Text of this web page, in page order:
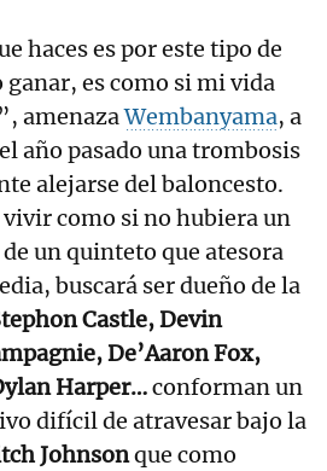
haces es por este tipo de
es como si mi vida
amenazaWembanyama, a
año pasado una trombosis
alejarse del baloncesto.
vivir como si no hubiera un
un quinteto que atesora
buscará ser dueño de la
Castle, Devin
De’Aaron Fox,
Harper…conforman un
difícil de atravesar bajo la
Johnsonque como